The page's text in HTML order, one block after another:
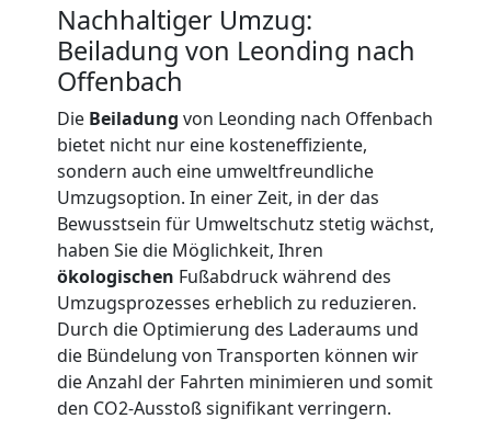
Nachhaltiger Umzug:
Beiladung von Leonding nach
Offenbach
Die Beiladung von Leonding nach Offenbach
bietet nicht nur eine kosteneffiziente,
sondern auch eine umweltfreundliche
Umzugsoption. In einer Zeit, in der das
Bewusstsein für Umweltschutz stetig wächst,
haben Sie die Möglichkeit, Ihren
ökologischen Fußabdruck während des
Umzugsprozesses erheblich zu reduzieren.
Durch die Optimierung des Laderaums und
die Bündelung von Transporten können wir
die Anzahl der Fahrten minimieren und somit
den CO2-Ausstoß signifikant verringern.
Möbellift
Leonding
Übersiedlung
Leonding
Klaviertransport
Leonding